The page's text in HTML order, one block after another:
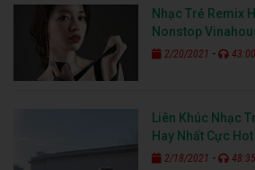
Nhạc Trẻ Remix
Nonstop
2/20/2021 - 43:00
Liên Khúc Nhạc
Hay Nhất Cực Hot
2/18/2021 - 48:35